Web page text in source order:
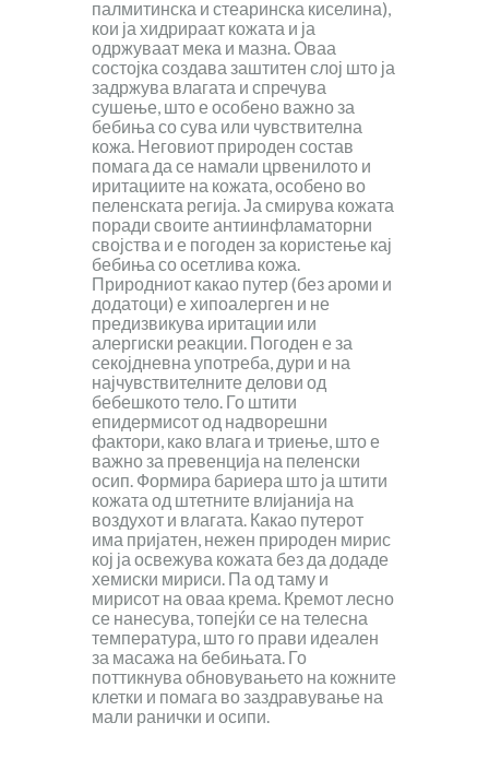
палмитинска и стеаринска киселина),
кои ја хидрираат кожата и ја
одржуваат мека и мазна. Оваа
состојка создава заштитен слој што ја
задржува влагата и спречува
сушење, што е особено важно за
бебиња со сува или чувствителна
кожа. Неговиот природен состав
помага да се намали црвенилото и
иритациите на кожата, особено во
пеленската регија. Ја смирува кожата
поради своите антиинфламаторни
својства и е погоден за користење кај
бебиња со осетлива кожа.
Природниот какао путер (без ароми и
додатоци) е хипоалерген и не
предизвикува иритации или
алергиски реакции. Погоден е за
секојдневна употреба, дури и на
најчувствителните делови од
бебешкото тело. Го штити
епидермисот од надворешни
фактори, како влага и триење, што е
важно за превенција на пеленски
осип. Формира бариера што ја штити
кожата од штетните влијанија на
воздухот и влагата. Какао путерот
има пријатен, нежен природен мирис
кој ја освежува кожата без да додаде
хемиски мириси. Па од таму и
мирисот на оваа крема. Кремот лесно
се нанесува, топејќи се на телесна
температура, што го прави идеален
за масажа на бебињата. Го
поттикнува обновувањето на кожните
клетки и помага во заздравување на
мали ранички и осипи.